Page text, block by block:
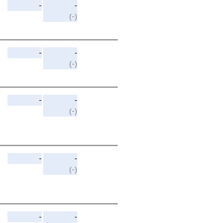
-
-
(-)
-
-
(-)
-
-
(-)
-
-
(-)
-
-